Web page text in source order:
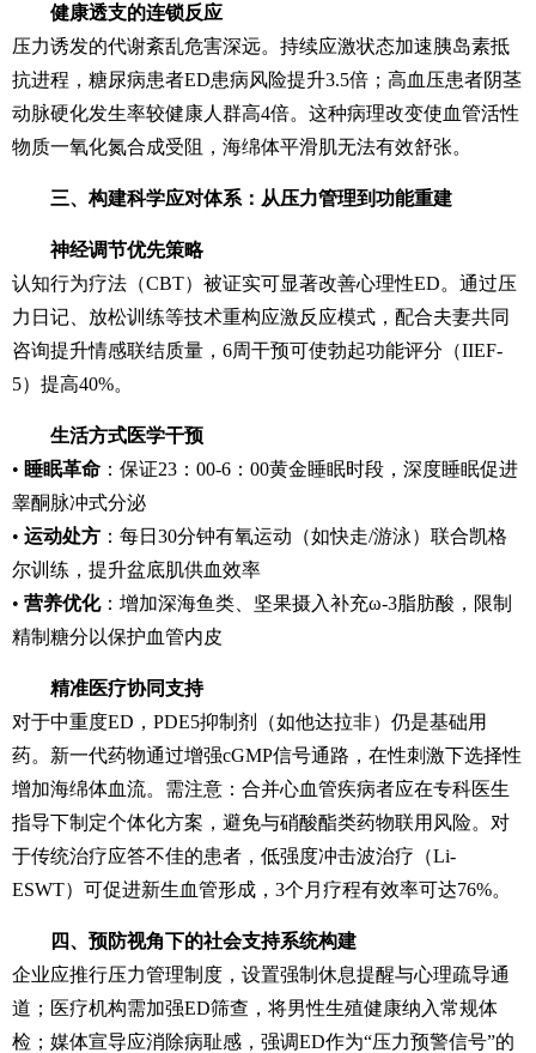
健康透支的连锁反应
压力诱发的代谢紊乱危害深远。持续应激状态加速胰岛素抵
抗进程，糖尿病患者ED患病风险提升3.5倍；高血压患者阴茎
动脉硬化发生率较健康人群高4倍。这种病理改变使血管活性
物质一氧化氮合成受阻，海绵体平滑肌无法有效舒张。
三、构建科学应对体系：从压力管理到功能重建
神经调节优先策略
认知行为疗法（CBT）被证实可显著改善心理性ED。通过压
力日记、放松训练等技术重构应激反应模式，配合夫妻共同
咨询提升情感联结质量，6周干预可使勃起功能评分（IIEF-
5）提高40%。
生活方式医学干预
• 睡眠革命 ：保证23：00-6：00黄金睡眠时段，深度睡眠促进
睾酮脉冲式分泌
• 运动处方 ：每日30分钟有氧运动（如快走/游泳）联合凯格
尔训练，提升盆底肌供血效率
• 营养优化：增加深海鱼类、坚果摄入补充ω-3脂肪酸，限制
精制糖分以保护血管内皮
精准医疗协同支持
对于中重度ED，PDE5抑制剂（如他达拉非）仍是基础用
药。新一代药物通过增强cGMP信号通路，在性刺激下选择性
增加海绵体血流。需注意：合并心血管疾病者应在专科医生
指导下制定个体化方案，避免与硝酸酯类药物联用风险。对
于传统治疗应答不佳的患者，低强度冲击波治疗（Li-
ESWT）可促进新生血管形成，3个月疗程有效率可达76%。
四、预防视角下的社会支持系统构建
企业应推行压力管理制度，设置强制休息提醒与心理疏导通
道；医疗机构需加强ED筛查，将男性生殖健康纳入常规体
检；媒体宣导应消除病耻感，强调ED作为“压力预警信号”的